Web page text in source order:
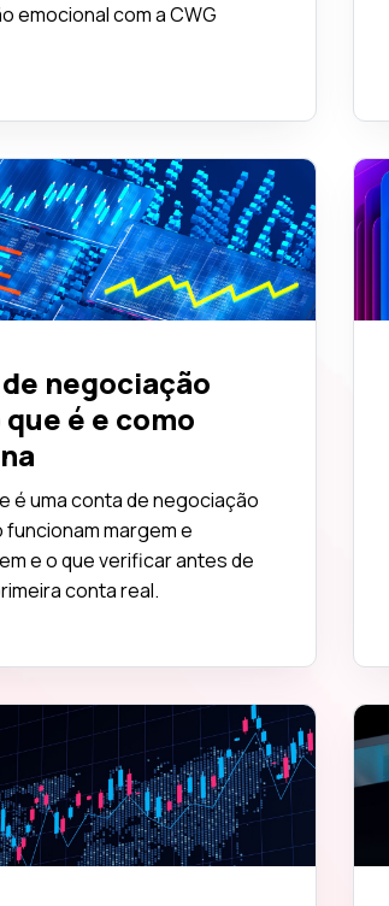
emocional com a CWG
negociação
que é e como
é uma conta de negociação
funcionam margem e
e o que verificar antes de
conta real.